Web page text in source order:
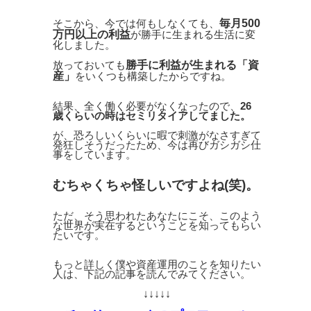
そこから、今では何もしなくても、 毎月500
万円以上の利益が勝手に生まれる生活に変
化しました。
放っておいても勝手に利益が生まれる「資
産」
をいくつも構築したからですね。
結果、全く働く必要がなくなったので、 26
歳くらいの時はセミリタイアしてました。
が、恐ろしいくらいに暇で刺激がなさすぎて
発狂しそうだったため、今は再びガシガシ仕
事をしています。
むちゃくちゃ怪しいですよね(笑)。
ただ、そう思われたあなたにこそ、このよう
な世界が実在するということを知ってもらい
たいです。
もっと詳しく僕や資産運用のことを知りたい
人は、下記の記事を読んでみてください。
↓↓↓↓↓